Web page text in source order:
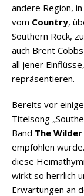
andere Region,
vom Country,
Southern Rock,
auch Brent
all jener
repräsentieren.
Bereits vor
Titelsong
Band The Wilder
empfohlen
diese
wirkt so herrlich
Erwartungen an